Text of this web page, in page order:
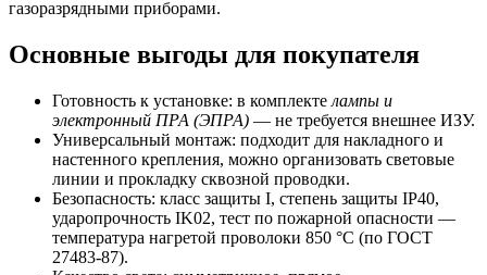
газоразрядными приборами.
Основные выгоды для покупателя
Готовность к установке: в комплекте лампы и
электронный ПРА (ЭПРА) — не требуется внешнее ИЗУ.
Универсальный монтаж: подходит для накладного и
настенного крепления, можно организовать световые
линии и прокладку сквозной проводки.
Безопасность: класс защиты I, степень защиты IP40,
ударопрочность IK02, тест по пожарной опасности —
температура нагретой проволоки 850 °C (по ГОСТ
27483-87).